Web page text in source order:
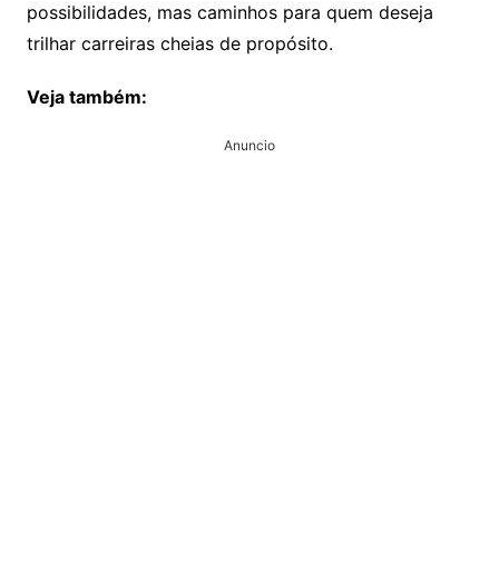
possibilidades, mas caminhos para quem deseja
trilhar carreiras cheias de propósito.
Veja também:
Anuncio